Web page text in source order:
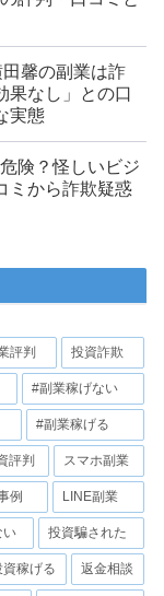
馨の副業は詐
果なし」との口
実態
険？怪しいビジ
ミから詐欺疑惑
評判 投資詐欺
#副業稼げない
#副業稼げる
評判 スマホ副業
例 LINE副業
い 投資騙された
資稼げる 返金相談